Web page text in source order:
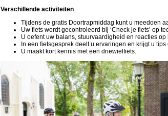
Verschillende activiteiten
Tijdens de gratis Doortrapmiddag kunt u meedoen
Uw fiets wordt gecontroleerd bij ‘Check je fiets’ op
U oefent uw balans, stuurvaardigheid en reacties
In een fietsgesprek deelt u ervaringen en krijgt u tips
U maakt kort kennis met een driewielfiets.